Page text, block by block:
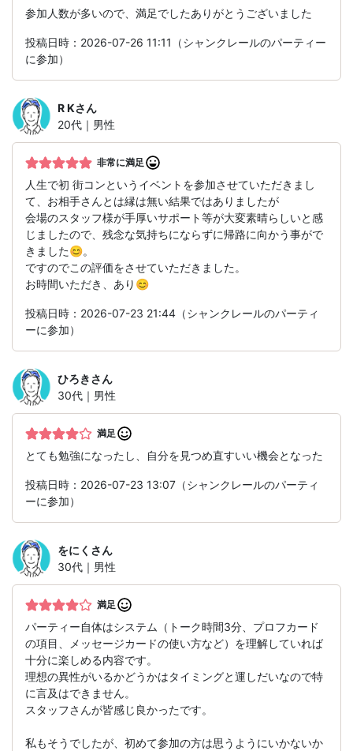
参加人数が多いので、満足でしたありがとうございました
投稿日時：2026-07-26 11:11（シャンクレールのパーティー
に参加）
R Kさん
20代｜男性
非常に満足
人生で初 街コンというイベントを参加させていただきまし
て、お相手さんとは縁は無い結果ではありましたが
会場のスタッフ様が手厚いサポート等が大変素晴らしいと感
じましたので、残念な気持ちにならずに帰路に向かう事がで
きました😊。
ですのでこの評価をさせていただきました。
お時間いただき、あり😊
投稿日時：2026-07-23 21:44（シャンクレールのパーティ
ーに参加）
ひろきさん
30代｜男性
満足
とても勉強になったし、自分を見つめ直すいい機会となった
投稿日時：2026-07-23 13:07（シャンクレールのパーティ
ーに参加）
をにく さん
30代｜男性
満足
パーティー自体はシステム（トーク時間3分、プロフカード
の項目、メッセージカードの使い方など）を理解していれば
十分に楽しめる内容です。
理想の異性がいるかどうかはタイミングと運しだいなので特
に言及はできません。
スタッフさんが皆感じ良かったです。
私もそうでしたが、初めて参加の方は思うようにいかないか